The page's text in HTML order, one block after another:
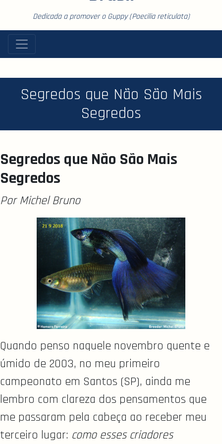
Dedicada a promover o Guppy (Poecilia reticulata)
Segredos que Não São Mais
Segredos
Segredos que Não São Mais
Segredos
Por Michel Bruno
Quando penso naquele novembro quente e
úmido de 2003, no meu primeiro
campeonato em Santos (SP), ainda me
lembro com clareza dos pensamentos que
me passaram pela cabeça ao receber meu
terceiro lugar: como esses criadores